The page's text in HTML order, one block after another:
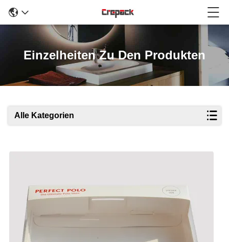
Einzelheiten Zu Den Produkten
Alle Kategorien